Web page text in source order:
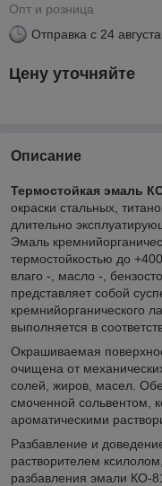
Опт и розница
Отправка с 24
Цену уточняйте
Описание
Термостойкая эмаль
окраски стальных,
длительно
Эмаль
термостойкостью до
влаго -, масло -,
представляет собой
кремнийорганического
выполняется в
Окрашиваемая
очищена от
солей, жиров, масел.
смоченной сольвентом,
ароматическими
Разбавление и
растворителем
разбавления эмали КО-